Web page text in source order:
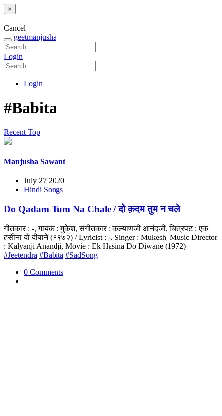
×
Cancel
geetmanjusha
Login
Login
#Babita
Recent Top
Manjusha Sawant
July 27 2020
Hindi Songs
Do Qadam Tum Na Chale / दो क़दम तुम न चले
गीतकार : -, गायक : मुकेश, संगीतकार : कल्याणजी आनंदजी, चित्रपट : एक
हसीना दो दीवाने (१९७२) / Lyricist : -, Singer : Mukesh, Music Director
: Kalyanji Anandji, Movie : Ek Hasina Do Diwane (1972)
#Jeetendra #Babita #SadSong
0 Comments